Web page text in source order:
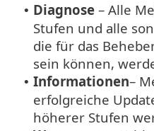
• Diagnose – Alle
Stufen und alle
die für das
sein können,
• Informationen–
erfolgreiche
höherer Stufen